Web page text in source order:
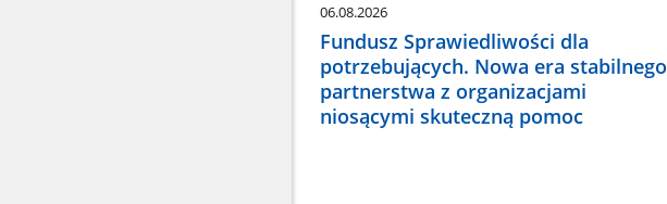
06.08.2026
Fundusz Sprawiedliwości dla
potrzebujących. Nowa era stabilnego
partnerstwa z organizacjami
niosącymi skuteczną pomoc